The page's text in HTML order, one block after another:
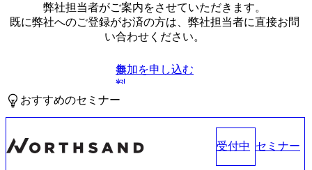
弊社担当者がご案内をさせていただきます。
既に弊社へのご登録がお済の方は、弊社担当者に直接お問
い合わせください。
無
料
参加を申し込む
おすすめのセミナー
受付中 セミナー